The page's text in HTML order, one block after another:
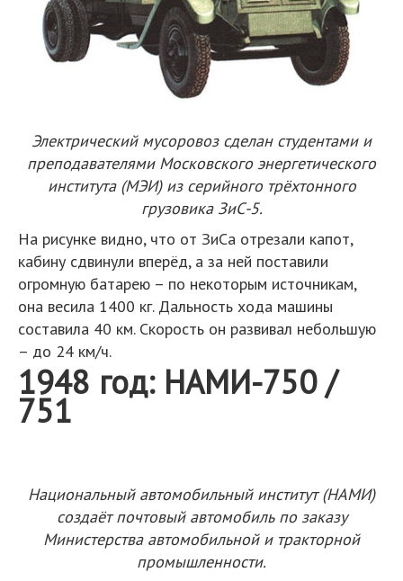
Электрический мусоровоз сделан студентами и
преподавателями Московского энергетического
института (МЭИ) из серийного трёхтонного
грузовика ЗиС-5.
На рисунке видно, что от ЗиСа отрезали капот,
кабину сдвинули вперёд, а за ней поставили
огромную батарею – по некоторым источникам,
она весила 1400 кг. Дальность хода машины
составила 40 км. Скорость он развивал небольшую
– до 24 км/ч.
1948 год: НАМИ-750 /
751
Национальный автомобильный институт (НАМИ)
создаёт почтовый автомобиль по заказу
Министерства автомобильной и тракторной
промышленности.